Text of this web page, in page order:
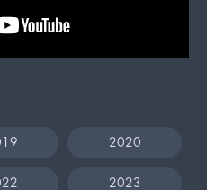
2020
2023